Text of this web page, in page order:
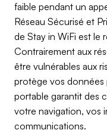
faible pendant un
Réseau Sécurisé et
de Stay in WiFi est le
Contrairement aux
être vulnérables aux
protège vos données
portable garantit des
votre navigation, vos
communications.